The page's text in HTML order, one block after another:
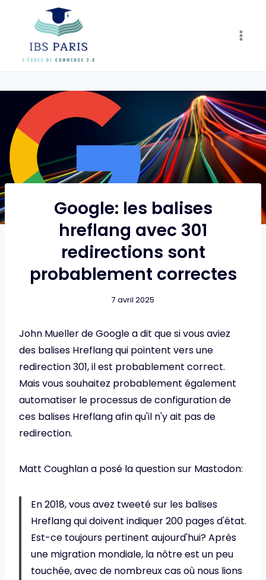
content
Google: les balises
hreflang avec 301
redirections sont
probablement correctes
7 avril 2025
John Mueller de Google a dit que si vous aviez
des balises Hreflang qui pointent vers une
redirection 301, il est probablement correct.
Mais vous souhaitez probablement également
automatiser le processus de configuration de
ces balises Hreflang afin qu'il n'y ait pas de
redirection.
Matt Coughlan a posé la question sur Mastodon:
En 2018, vous avez tweeté sur les balises
Hreflang qui doivent indiquer 200 pages d'état.
Est-ce toujours pertinent aujourd'hui? Après
une migration mondiale, la nôtre est un peu
touchée, avec de nombreux cas où nous lions